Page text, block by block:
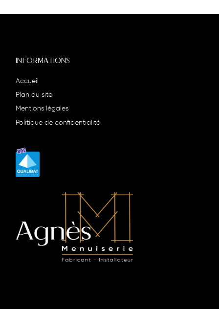
INFORMATIONS
Accueil
Plan du site
Mentions légales
Politique de confidentialité